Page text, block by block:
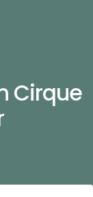
Cirque